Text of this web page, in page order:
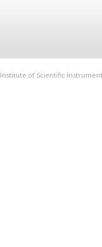
Institute of Scientific